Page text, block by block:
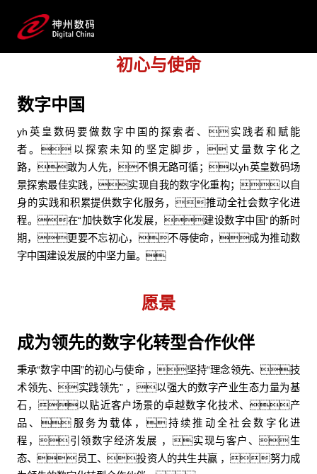
企业文化
初心与使命
数字中国
yh英皇数码要做数字中国的探索者、实践者和赋能
者。以探索未知的坚定脚步，丈量数字化之
路，敢为人先，不惧无路可循；以yh英皇数码场
景探索最佳实践，实现自我的数字化重构；以自
身的实践和积累提供数字化服务，推动全社会数字化进
程。在“加快数字化发展，建设数字中国”的新时
期，更要不忘初心，不辱使命，成为推动数
字中国建设发展的中坚力量。
愿景
成为领先的数字化转型合作伙伴
秉承“数字中国”的初心与使命 ，坚持“理念领先、技
术领先、实践领先” ，以强大的数字产业生态力量为基
石，以贴近客户场景的卓越数字化技术、产
品、服务为载体，持续推动全社会数字化进
程，引领数字经济发展 ，实现与客户、生
态、员工、投资人的共生共赢 ，努力成